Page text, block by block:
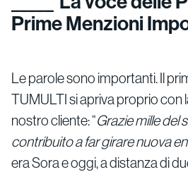
Prime Menzioni
Le parole sono importanti. Il
TUMULTI si apriva proprio con
nostro cliente: “Grazie mille del
contribuito a far girare nuova
era Sora e oggi, a distanza di